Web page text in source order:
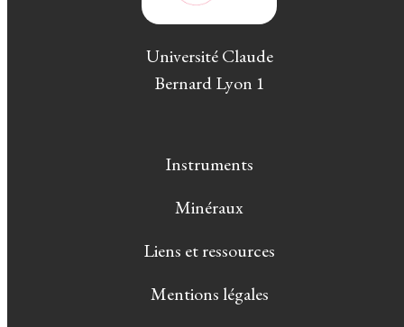
Université Claude
Bernard Lyon 1
Instruments
Minéraux
Liens et ressources
Mentions légales